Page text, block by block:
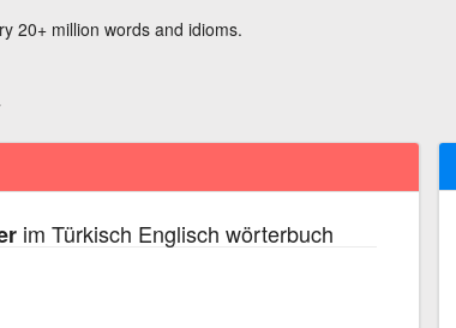
20+ million words and idioms.
im Türkisch Englisch wörterbuch